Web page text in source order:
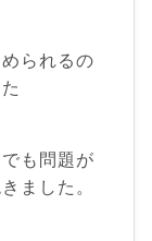
られるの
も問題が
ました。